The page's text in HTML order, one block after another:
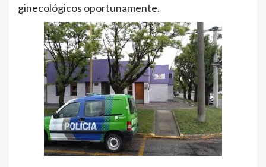
ginecológicos oportunamente.